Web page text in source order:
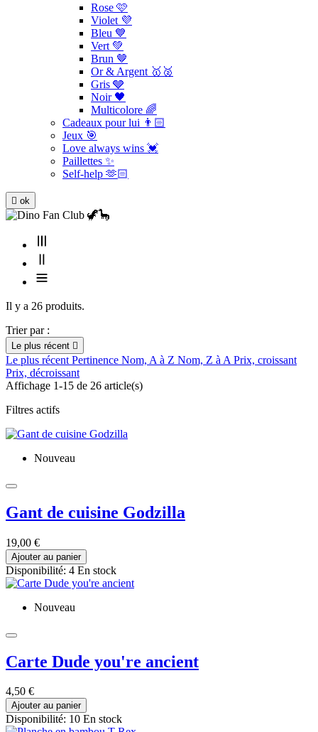
Rose 🩷
Violet 💜
Bleu 💙
Vert 💚
Brun 🤎
Or & Argent 🥇🥈
Gris 🩶
Noir 🖤
Multicolore 🌈
Cadeaux pour lui 👨🏻
Jeux 🎯
Love always wins 💓
Paillettes ✨
Self-help 🫶🏻
 ok
Il y a 26 produits.
Trier par :
Le plus récent 
Le plus récent Pertinence Nom, A à Z Nom, Z à A Prix, croissant
Prix, décroissant
Affichage 1-15 de 26 article(s)
Filtres actifs
Nouveau
Gant de cuisine Godzilla
19,00 €
Ajouter au panier
Disponibilité: 4 En stock
Nouveau
Carte Dude you're ancient
4,50 €
Ajouter au panier
Disponibilité: 10 En stock